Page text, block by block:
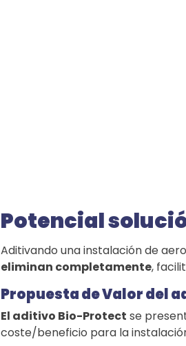
Potencial
Aditivando una instalación de
eliminan completamente,
Propuesta de Valor del
El aditivo Bio-Protect se
coste/beneficio para la